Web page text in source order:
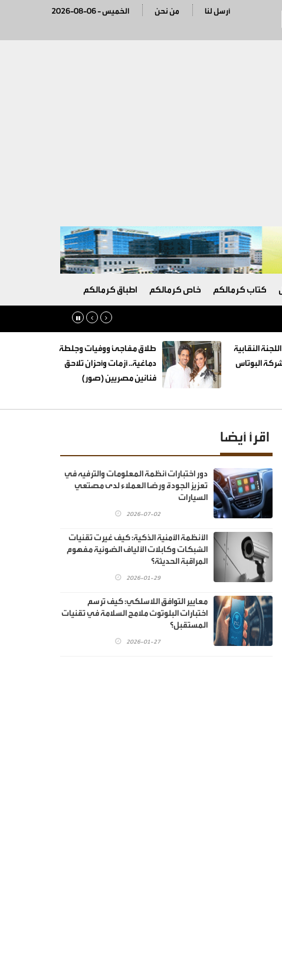
2026-08-06 - الخميس من نحن أرسل لنا
كتاب كرمالكم خاص كرمالكم اطباق كرمالكم
النقابية
البوتاس
طلاق مفاجئ ووفيات وجلطة
دماغية.. أزمات وأحزان تلاحق
فنانين مصريين (صور)
اقرأ أيضا
دور اختبارات أنظمة المعلومات والترفيه في
تعزيز الجودة ورضا العملاء لدى مصنّعي
السيارات
2026-07-02
الأنظمة الأمنية الذكية: كيف غيرت تقنيات
الشبكات وكابلات الألياف الضوئية مفهوم
المراقبة الحديثة؟
2026-01-29
معايير التوافق اللاسلكي: كيف ترسم
اختبارات البلوتوث ملامح السلامة في تقنيات
المستقبل؟
2026-01-27